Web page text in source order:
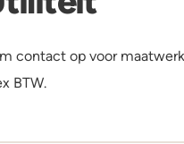
contact op voor
BTW.